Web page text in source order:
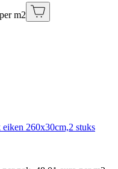
m2
260x30cm,2 stuks